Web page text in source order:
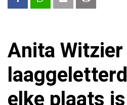
Anita